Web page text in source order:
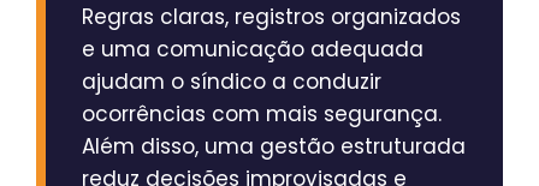
Regras claras, registros organizados
e uma comunicação adequada
ajudam o síndico a conduzir
ocorrências com mais segurança.
Além disso, uma gestão estruturada
reduz decisões improvisadas e